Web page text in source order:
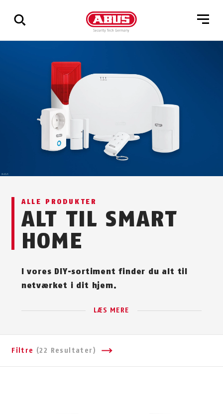
resultater
ALLE PRODUKTER
ALT TIL SMART
HOME
I vores DIY-sortiment finder du alt til
netværket i dit hjem.
LÆS MERE
Filtre (22 Resultater)